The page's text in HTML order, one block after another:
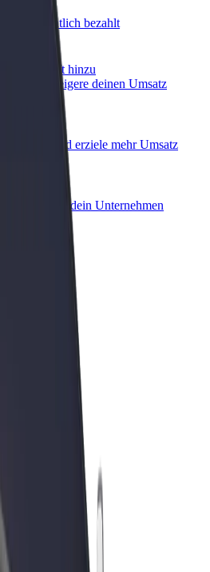
wöchentlich bezahlt
Geschäft hinzu
und steigere deinen Umsatz
hinzu und erziele mehr Umsatz
Dienste für dein Unternehmen